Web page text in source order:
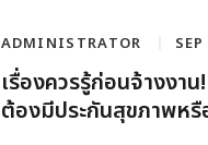
ADMINISTRATOR
เรื่องควรรู้ก่อนจ้างงา
ต้องมีประกันสุขภาพหรื